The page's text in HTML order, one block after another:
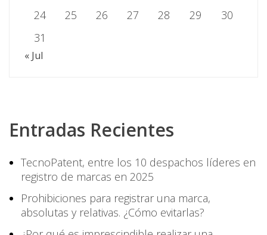
24
25 26 27 28 29
30
31
« Jul
Entradas Recientes
TecnoPatent, entre los 10 despachos líderes en
registro de marcas en 2025
Prohibiciones para registrar una marca,
absolutas y relativas. ¿Cómo evitarlas?